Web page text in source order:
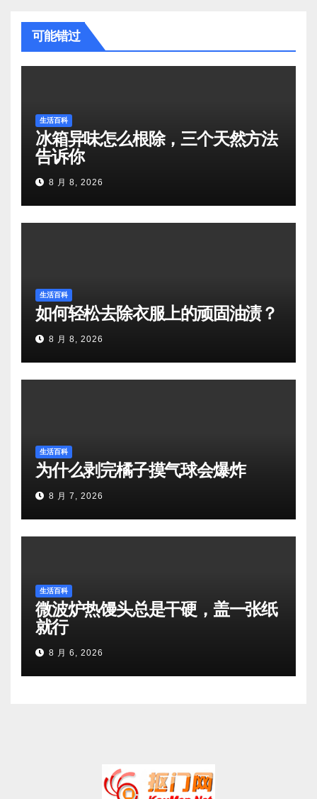
可能错过
生活百科
冰箱异味怎么根除，三个天然方法
告诉你
8 月 8, 2026
生活百科
如何轻松去除衣服上的顽固油渍？
8 月 8, 2026
生活百科
为什么剥完橘子摸气球会爆炸
8 月 7, 2026
生活百科
微波炉热馒头总是干硬，盖一张纸
就行
8 月 6, 2026